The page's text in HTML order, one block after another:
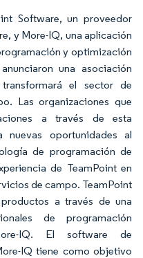
Software, un proveedor
y More-IQ, una aplicación
y optimización
una asociación
el sector de
Las organizaciones que
a través de esta
nuevas oportunidades al
de programación de
de TeamPoint en
de campo. TeamPoint
a través de una
de programación
IQ. El software de
IQ tiene como objetivo